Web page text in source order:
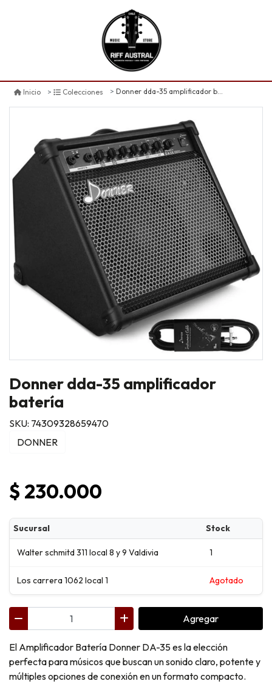
Inicio Colecciones Donner dda-35 amplificador batería
Donner dda-35 amplificador
batería
SKU: 74309328659470
DONNER
$ 230.000
Sucursal Stock
Walter schmitd 311 local 8 y 9 Valdivia 1
Los carrera 1062 local 1 Agotado
Agregar
El Amplificador Batería Donner DA-35 es la elección
perfecta para músicos que buscan un sonido claro, potente y
múltiples opciones de conexión en un formato compacto.